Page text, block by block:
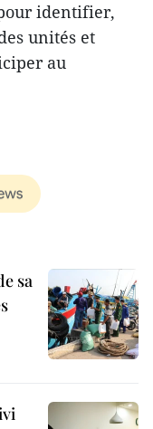
identifier,
unités et
au
sa